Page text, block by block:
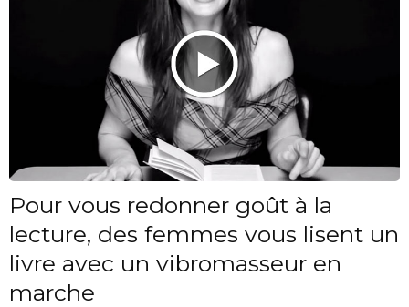
Pour vous redonner goût à la
lecture, des femmes vous lisent un
livre avec un vibromasseur en
marche